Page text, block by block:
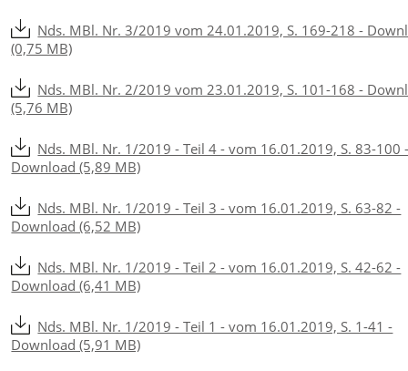
Nds. MBl. Nr. 3/2019 vom 24.01.2019, S. 169-218 -
(0,75 MB)
Nds. MBl. Nr. 2/2019 vom 23.01.2019, S. 101-168 -
(5,76 MB)
Nds. MBl. Nr. 1/2019 - Teil 4 - vom 16.01.2019, S. 83-100
Download (5,89 MB)
Nds. MBl. Nr. 1/2019 - Teil 3 - vom 16.01.2019, S. 63-82 -
Download (6,52 MB)
Nds. MBl. Nr. 1/2019 - Teil 2 - vom 16.01.2019, S. 42-62 -
Download (6,41 MB)
Nds. MBl. Nr. 1/2019 - Teil 1 - vom 16.01.2019, S. 1-41 -
Download (5,91 MB)